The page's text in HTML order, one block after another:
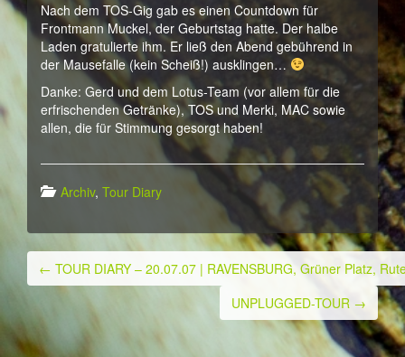
Nach dem TOS-Gig gab es einen Countdown für
Frontmann Muckel, der Geburtstag hatte. Der halbe
Laden gratulierte ihm. Er ließ den Abend gebührend in
der Mausefalle (kein Scheiß!) ausklingen…
Danke: Gerd und dem Lotus-Team (vor allem für die
erfrischenden Getränke), TOS und Merki, MAC sowie
allen, die für Stimmung gesorgt haben!
Archiv, Tour Diary
Post navigation
← TOUR DIARY – 20.07.07 | RAVENSBURG, Grüner Platz,
UNPLUGGED-TOUR →